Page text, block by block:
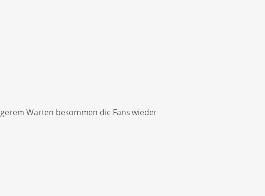
Warten bekommen die Fans wieder